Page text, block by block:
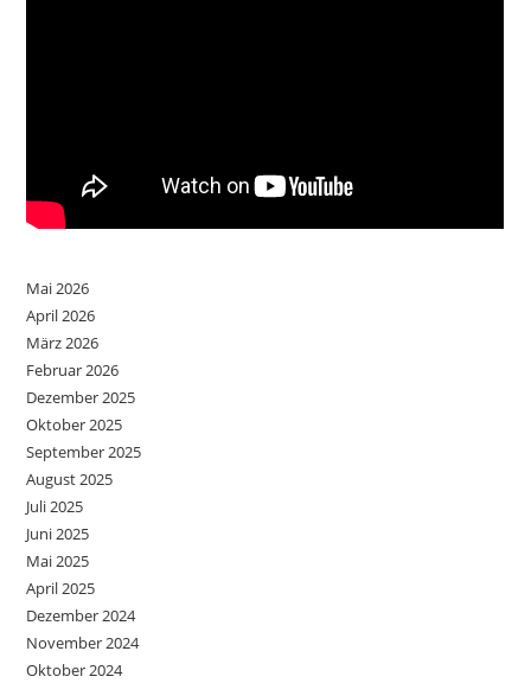
Mai 2026
April 2026
März 2026
Februar 2026
Dezember 2025
Oktober 2025
September 2025
August 2025
Juli 2025
Juni 2025
Mai 2025
April 2025
Dezember 2024
November 2024
Oktober 2024